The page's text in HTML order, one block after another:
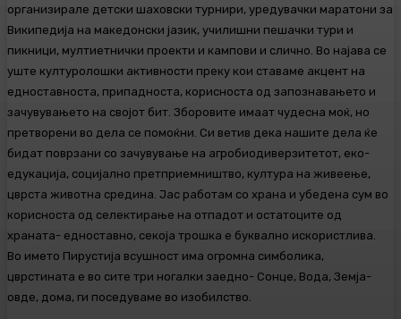
организирале детски шаховски турнири, уредувачки маратони за
Википедија на македонски јазик, училишни пешачки тури и
пикници, мултиетнички проекти и кампови и слично. Во најава се
уште културолошки активности преку кои ставаме акцент на
едноставноста, припадноста, корисноста од запознавањето и
зачувувањето на својот бит. Зборовите имаат чудесна моќ, но
претворени во дела се помоќни. Си ветив дека нашите дела ќе
бидат поврзани со зачувување на агробиодиверзитетот, еко-
едукација, социјално претприемништво, култура на живеење,
цврста животна средина. Јас работам со храна и убедена сум во
корисноста од селектирање на отпадот и остатоците од
храната- едноставно, секоја трошка е буквално искористлива.
Во името Пирустија всушност има огромна симболика,
цврстината е во сите три ногалки заедно- Сонце, Вода, Земја-
овде, дома, ги поседуваме во изобилство.